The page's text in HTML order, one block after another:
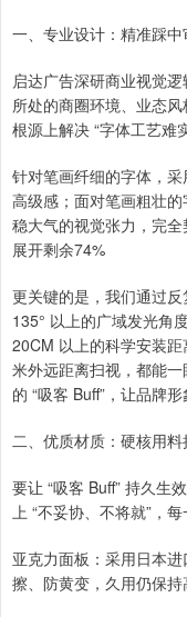
一、专业设计：精准踩
启达广告深研商业视觉
所处的商圈环境、业态
根源上解决 “字体工艺难
针对笔画纤细的字体，
高级感；面对笔画粗壮
稳大气的视觉张力，完全
展开剩余74%
更关键的是，我们通过
135° 以上的广域发光角
20CM 以上的科学安装
米外远距离扫视，都能
的 “吸客 Buff”，让品牌
二、优质材质：硬核用
要让 “吸客 Buff” 持久生
上 “不妥协、不将就”，
亚克力面板：采用日本
擦、防黄变，久用仍保